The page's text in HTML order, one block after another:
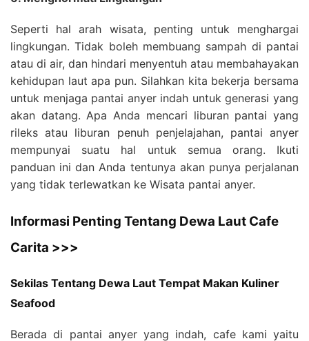
Seperti hal arah wisata, penting untuk menghargai
lingkungan. Tidak boleh membuang sampah di pantai
atau di air, dan hindari menyentuh atau membahayakan
kehidupan laut apa pun. Silahkan kita bekerja bersama
untuk menjaga pantai anyer indah untuk generasi yang
akan datang. Apa Anda mencari liburan pantai yang
rileks atau liburan penuh penjelajahan, pantai anyer
mempunyai suatu hal untuk semua orang. Ikuti
panduan ini dan Anda tentunya akan punya perjalanan
yang tidak terlewatkan ke Wisata pantai anyer.
Informasi Penting Tentang Dewa Laut Cafe
Carita >>>
Sekilas Tentang Dewa Laut Tempat Makan Kuliner
Seafood
Berada di pantai anyer yang indah, cafe kami yaitu